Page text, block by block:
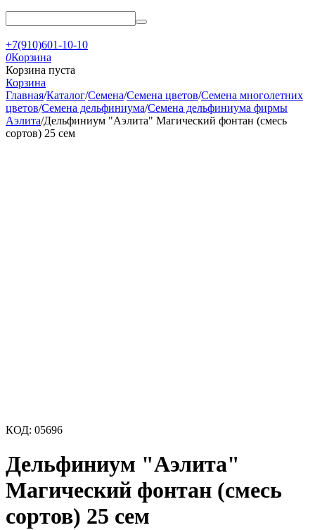
+7(910)601-10-10
0Корзина
Корзина пуста
Корзина
Главная/Каталог/Семена/Семена цветов/Семена многолетних
цветов/Семена дельфиниума/Семена дельфиниума фирмы
Аэлита/Дельфиниум "Аэлита" Магический фонтан (смесь
сортов) 25 сем
КОД: 05696
Дельфиниум "Аэлита"
Магический фонтан (смесь
сортов) 25 сем